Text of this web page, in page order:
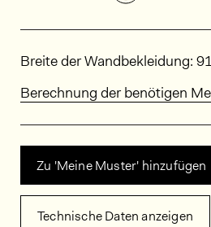
Abmessungen
Breite der Wandbekleidung:
Berechnung der benötigen
Zu 'Meine Muster' hinzufügen
Technische Daten anzeigen